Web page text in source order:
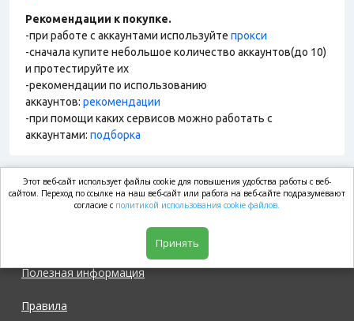
Рекомендации к покупке.
-при работе с аккаунтами используйте прокси
-сначала купите небольшое количество аккаунтов(до 10)
и протестируйте их
-рекомендации по использованию
аккаунтов: рекомендации
-при помощи каких сервисов можно работать с
аккаунтами: подборка
market.com
Полезная информация
Правила
Этот веб-сайт использует файлы cookie для повышения удобства работы с веб-
сайтом. Переход по ссылке на наш веб-сайт или работа на веб-сайте подразумевают
согласие с политикой использования cookie файлов.
Принять